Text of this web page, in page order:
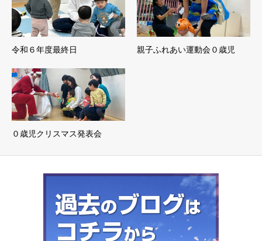
令和６年度最終日 親子ふれあい運動会０歳児
０歳児クリスマス発表会